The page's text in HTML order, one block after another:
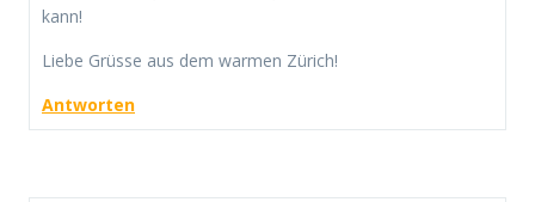
kann!
Liebe Grüsse aus dem warmen Zürich!
Antworten